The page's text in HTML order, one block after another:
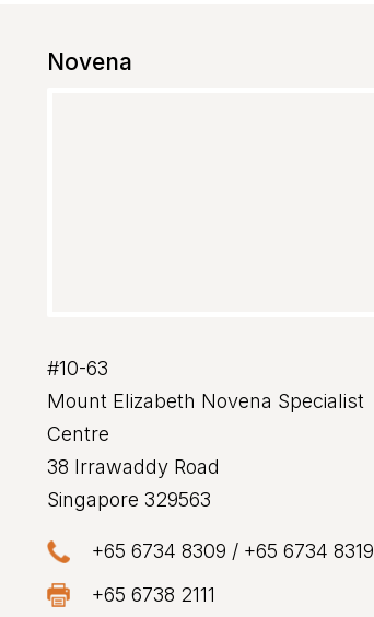
Novena
#10-63
Mount Elizabeth Novena Specialist
Centre
38 Irrawaddy Road
Singapore 329563
+65 6734 8309 / +65 6734 8319
+65 6738 2111